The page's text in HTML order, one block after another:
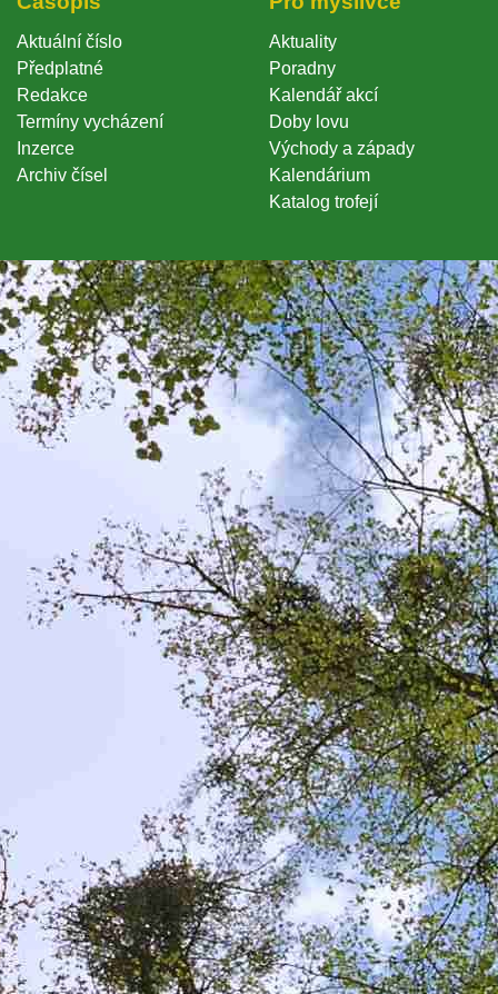
Aktuální číslo
Předplatné
Redakce
Termíny vycházení
Inzerce
Archiv čísel
Aktuality
Poradny
Kalendář akcí
Doby lovu
Východy a západy
Kalendárium
Katalog trofejí